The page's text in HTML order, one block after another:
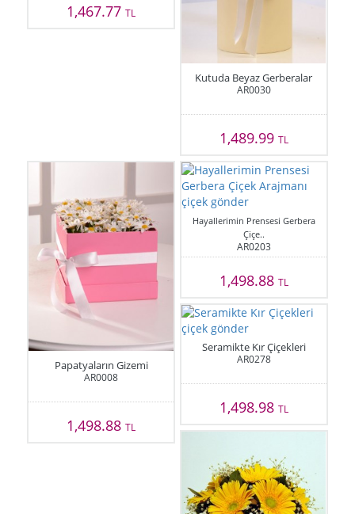
1,467.77TL
Kutuda Beyaz Gerberalar
AR0030
1,489.99 TL
Papatyaların Gizemi
AR0008
1,498.88TL
Hayallerimin Prensesi Gerbera
Çiçe..
AR0203
1,498.88 TL
Seramikte Kır Çiçekleri
AR0278
1,498.98 TL